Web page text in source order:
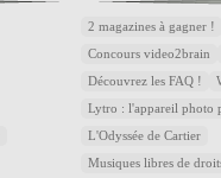
2 magazines à gagner !
Concours video2brain
Découvrez les FAQ !
Lytro : l'appareil photo
L'Odyssée de Cartier
Musiques libres de